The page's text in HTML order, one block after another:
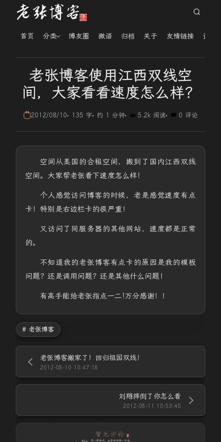
首页 分类 博友圈 微语 归档 关于 友情链接 读者
老张博客使用江西双线空
间，大家看看速度怎么样？
2012/08/10 135 字 约 1 分钟 5.2k 阅读 0 评论
空间从美国的合租空间，搬到了国内江西双线
空间。大家帮老张看下速度怎么样！
个人感觉访问博客的时候，老是感觉速度有点
卡！特别是右边栏卡的很严重！
又访问了同服务器的其他网站，速度都是正常
的。
不知道我的老张博客有点卡的原因是我的模板
问题？还是调用问题？还是其他什么问题！
有高手能给老张指点一二!万分感谢！！
# 老张博客
老张博客搬家了！回归祖国双线！
2012-08-10 10:47:18
刘翔摔倒了你怎么看
2012-08-11 10:53:45